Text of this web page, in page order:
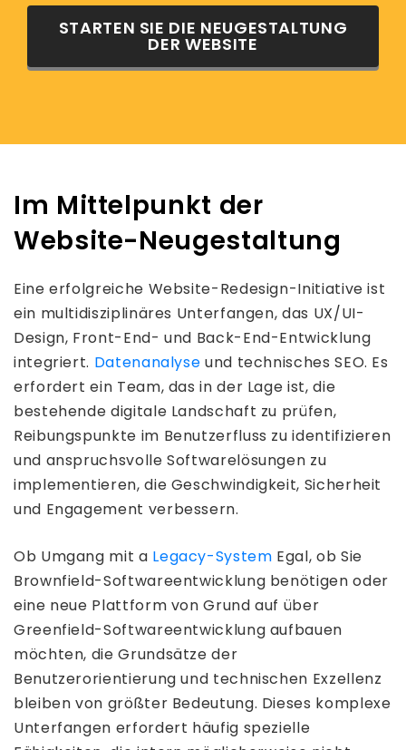
STARTEN SIE DIE NEUGESTALTUNG
DER WEBSITE
Im Mittelpunkt der
Website-Neugestaltung
Eine erfolgreiche Website-Redesign-Initiative ist
ein multidisziplinäres Unterfangen, das UX/UI-
Design, Front-End- und Back-End-Entwicklung
integriert. Datenanalyse und technisches SEO. Es
erfordert ein Team, das in der Lage ist, die
bestehende digitale Landschaft zu prüfen,
Reibungspunkte im Benutzerfluss zu identifizieren
und anspruchsvolle Softwarelösungen zu
implementieren, die Geschwindigkeit, Sicherheit
und Engagement verbessern.
Ob Umgang mit a Legacy-System Egal, ob Sie
Brownfield-Softwareentwicklung benötigen oder
eine neue Plattform von Grund auf über
Greenfield-Softwareentwicklung aufbauen
möchten, die Grundsätze der
Benutzerorientierung und technischen Exzellenz
bleiben von größter Bedeutung. Dieses komplexe
Unterfangen erfordert häufig spezielle